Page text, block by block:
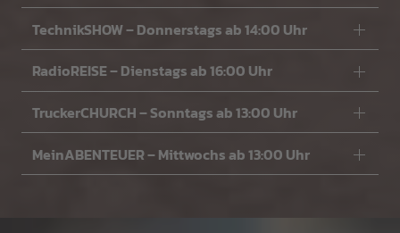
TechnikSHOW – Donnerstags ab 14:00 Uhr
RadioREISE – Dienstags ab 16:00 Uhr
TruckerCHURCH – Sonntags ab 13:00 Uhr
MeinABENTEUER – Mittwochs ab 13:00 Uhr